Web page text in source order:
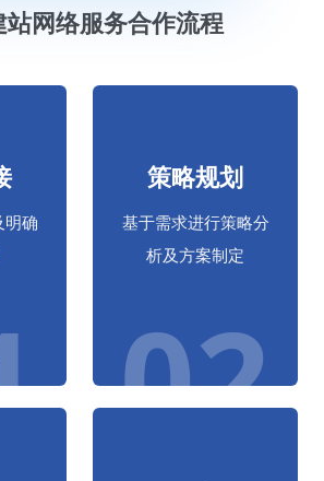
站网络服务合作流程
明确
策略规划
基于需求进行策略分
析及方案制定
02